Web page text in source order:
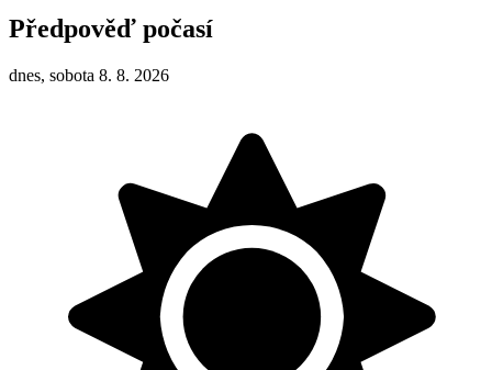
Předpověď počasí
dnes, sobota 8. 8. 2026